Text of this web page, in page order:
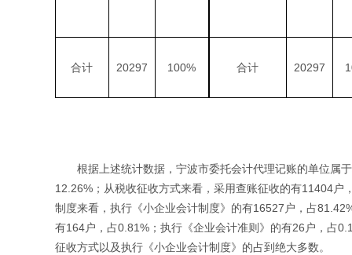
合计 20297 100% 合计 20297
根据上述统计数据，宁波市委托会计代理记账的单位属
12.26%；从税收征收方式来看，采用查账征收的有11404
制度来看，执行《小企业会计制度》的有16527户，占
有164户，占0.81%；执行《企业会计准则》的有26户，占
征收方式以及执行《小企业会计制度》的占到绝大多数。